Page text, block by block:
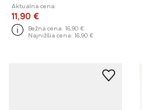
Aktuálna cena:
11,90 €
Bežná cena: 16,90 €
Najnižšia cena: 16,90 €